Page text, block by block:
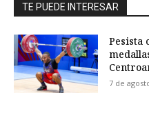
TE PUEDE INTERESAR
Pesista
7 de